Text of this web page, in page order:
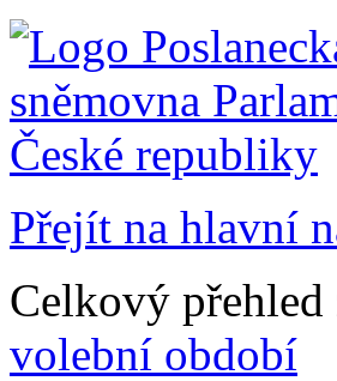
Přejít na hlavní
Celkový
volební období